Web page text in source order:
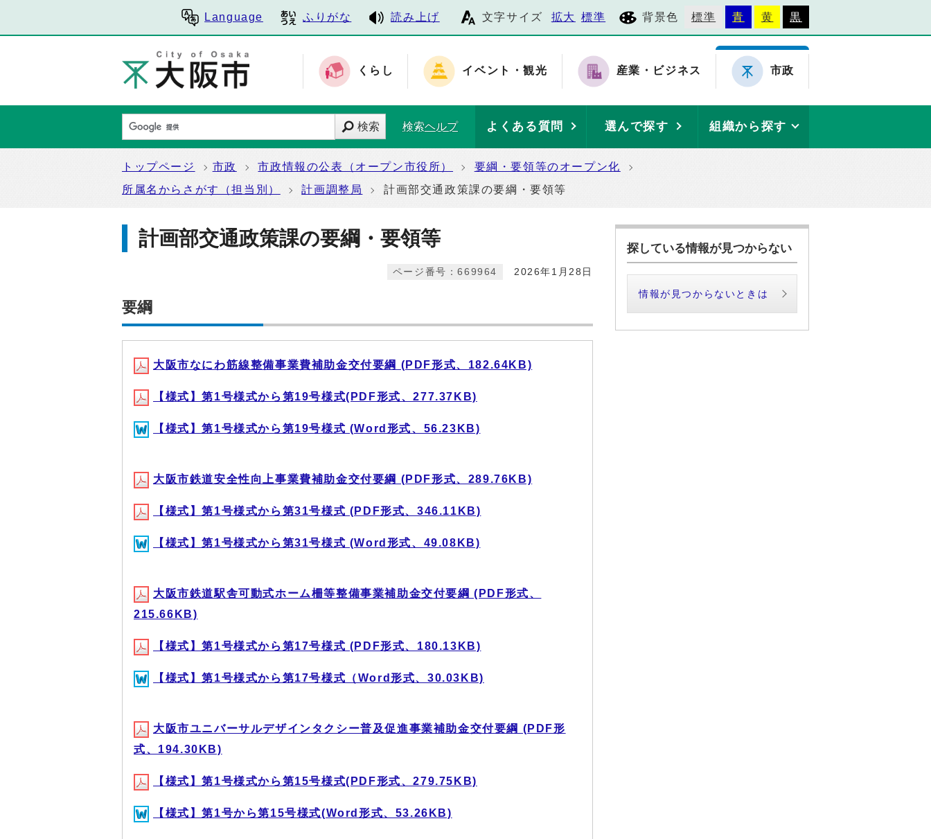
Language ふりがな 読み上げ 文字サイズ 拡大 標準 背景色 標準 青 黄 黒
くらし イベント・観光 産業・ビジネス 市政
検索 検索ヘルプ よくある質問 選んで探す 組織から探す
トップページ 市政 市政情報の公表（オープン市役所）
要綱・要領等のオープン化
所属名からさがす（担当別）
計画調整局 計画部交通政策課の要綱・要領等
計画部交通政策課の要綱・要領等
2026年1月28日
ページ番号：669964
要綱
大阪市なにわ筋線整備事業費補助金交付要綱 (PDF形式、182.64KB)
【様式】第1号様式から第19号様式(PDF形式、277.37KB)
【様式】第1号様式から第19号様式 (Word形式、56.23KB)
大阪市鉄道安全性向上事業費補助金交付要綱 (PDF形式、289.76KB)
【様式】第1号様式から第31号様式 (PDF形式、346.11KB)
【様式】第1号様式から第31号様式 (Word形式、49.08KB)
大阪市鉄道駅舎可動式ホーム柵等整備事業補助金交付要綱 (PDF形式、
215.66KB)
【様式】第1号様式から第17号様式 (PDF形式、180.13KB)
【様式】第1号様式から第17号様式（Word形式、30.03KB)
大阪市ユニバーサルデザインタクシー普及促進事業補助金交付要綱 (PDF形
式、194.30KB)
【様式】第1号様式から第15号様式(PDF形式、279.75KB)
【様式】第1号から第15号様式(Word形式、53.26KB)
探している情報が見つからない
情報が見つからないときは